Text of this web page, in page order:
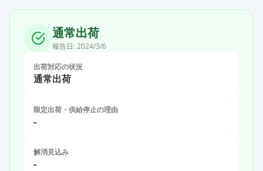
通常出荷
報告日: 2024/3/6
出荷対応の状況
通常出荷
限定出荷・供給停止の理由
-
解消見込み
-